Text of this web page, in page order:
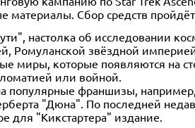
материалы. Сбор средств
настолка об исследовании
Ромуланской звёздной
которые появляются на
или войной.
популярные франшизы,
"Дюна". По последней
для "Кикстартера" издание.